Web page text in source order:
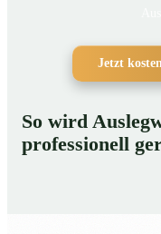
Jetzt
So wird
professionell